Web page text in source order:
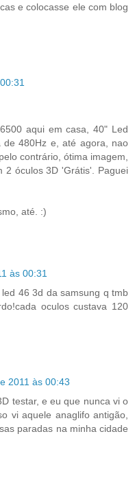
e colocasse ele com blog
aqui em casa, 40" Led
de 480Hz e, até agora, nao
contrário, ótima imagem,
2 óculos 3D 'Grátis'. Paguei
até. :)
às 00:31
46 3d da samsung q tmb
oculos custava 120
2011 às 00:43
testar, e eu que nunca vi o
vi aquele anaglifo antigão,
paradas na minha cidade